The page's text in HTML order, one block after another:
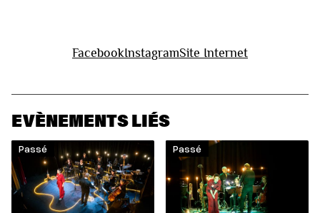
FacebookInstagramSite Internet
EVÈNEMENTS LIÉS
Passé Passé